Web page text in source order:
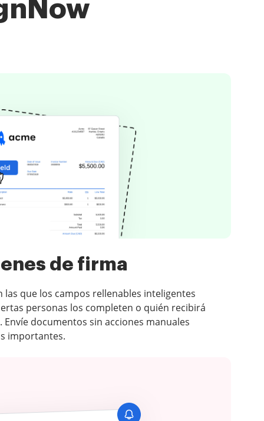
de firma
las que los campos rellenables inteligentes
personas los completen o quién recibirá
documentos sin acciones manuales
importantes.